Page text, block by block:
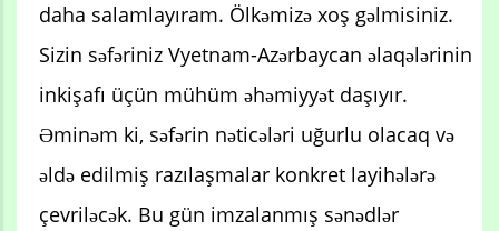
daha salamlayıram. Ölkəmizə xoş gəlmisiniz.
Sizin səfəriniz Vyetnam-Azərbaycan əlaqələrinin
inkişafı üçün mühüm əhəmiyyət daşıyır.
Əminəm ki, səfərin nəticələri uğurlu olacaq və
əldə edilmiş razılaşmalar konkret layihələrə
çevriləcək. Bu gün imzalanmış sənədlər